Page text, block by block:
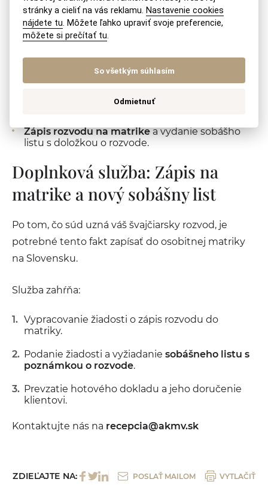
Vstupné poradenstvo:Zaslanie podrobného
dotazníka a naštudovanie vašich dokumentov.
Príprava dokumentácie:
vyhlásení a ďalších potrebných príloh.
Podanie na súd:Kompletné zastupovanie v
konaní pred Krajským súdom v Bratislave až do
vydania rozhodnutia o uznaní.
Zápis rozvodu na matrikea vydanie sobášho
listu s doložkou o rozvode.
Doplnková služba: Zápis na
matrike a nový sobášny list
Po tom, čo súd uzná váš švajčiarsky rozvod, je
potrebné tento fakt zapísať do osobitnej matriky
na Slovensku.
Služba zahŕňa:
Vypracovanie žiadosti o zápis rozvodu do
matriky.
Podanie žiadosti a vyžiadanie sobášneho listu s
poznámkou o rozvode.
Prevzatie hotového dokladu a jeho doručenie
klientovi.
Kontaktujte nás na recepcia@akmv.sk
ZDIEĽAJTE NA: POSLAŤ MAILOM VYTLAČIŤ
stránky a cieliť na vás reklamu. Nastavenie cookies
nájdete tu. Môžete ľahko upraviť svoje preferencie,
môžete si prečítať tu.
So všetkým súhlasím
Odmietnuť